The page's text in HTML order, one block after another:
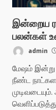
இன்றைய
பலன்கள்
admin
மேஷம் இன்று
நீண்ட